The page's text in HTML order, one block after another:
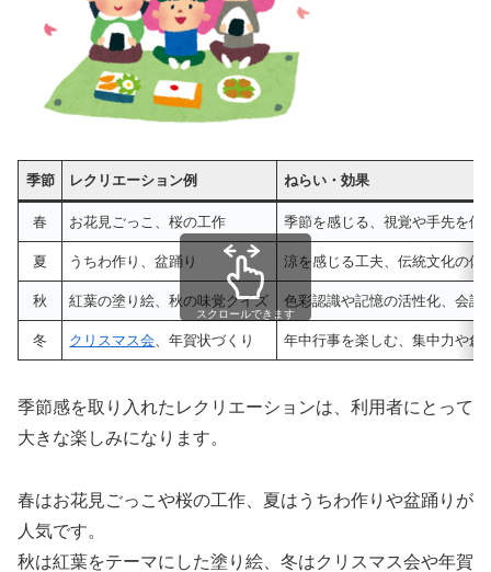
季節 レクリエーション例 ねらい・効果
春 お花見ごっこ、桜の工作 季節を感じる、視覚や手先を使
夏 うちわ作り、盆踊り 涼を感じる工夫、伝統文化の体
秋 紅葉の塗り絵、秋の味覚クイズ 色彩認識や記憶の活性化、会話
冬 クリスマス会、年賀状づくり 年中行事を楽しむ、集中力や創
スクロールできます
季節感を取り入れたレクリエーションは、利用者にとって
大きな楽しみになります。
春はお花見ごっこや桜の工作、夏はうちわ作りや盆踊りが
人気です。
秋は紅葉をテーマにした塗り絵、冬はクリスマス会や年賀